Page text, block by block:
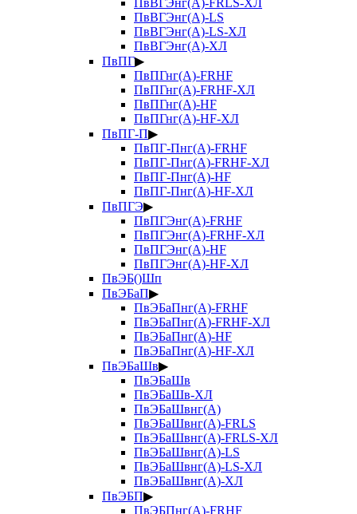
ПвВГЭнг(А)-FRLS-ХЛ
ПвВГЭнг(А)-LS
ПвВГЭнг(А)-LS-ХЛ
ПвВГЭнг(А)-ХЛ
ПвПГ▶
ПвПГнг(А)-FRHF
ПвПГнг(А)-FRHF-ХЛ
ПвПГнг(А)-HF
ПвПГнг(А)-HF-ХЛ
ПвПГ-П▶
ПвПГ-Пнг(А)-FRHF
ПвПГ-Пнг(А)-FRHF-ХЛ
ПвПГ-Пнг(А)-HF
ПвПГ-Пнг(А)-HF-ХЛ
ПвПГЭ▶
ПвПГЭнг(А)-FRHF
ПвПГЭнг(А)-FRHF-ХЛ
ПвПГЭнг(А)-HF
ПвПГЭнг(А)-HF-ХЛ
ПвЭБ()Шп
ПвЭБаП▶
ПвЭБаПнг(А)-FRHF
ПвЭБаПнг(А)-FRHF-ХЛ
ПвЭБаПнг(А)-HF
ПвЭБаПнг(А)-HF-ХЛ
ПвЭБаШв▶
ПвЭБаШв
ПвЭБаШв-ХЛ
ПвЭБаШвнг(А)
ПвЭБаШвнг(А)-FRLS
ПвЭБаШвнг(А)-FRLS-ХЛ
ПвЭБаШвнг(А)-LS
ПвЭБаШвнг(А)-LS-ХЛ
ПвЭБаШвнг(А)-ХЛ
ПвЭБП▶
ПвЭБПнг(А)-FRHF